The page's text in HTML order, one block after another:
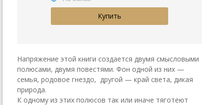
Напряжение этой книги создается двумя смысловыми
полюсами, двумя повестями. Фон одной из них —
семья, родовое гнездо, другой — край света, дикая
природа.
К одному из этих полюсов так или иначе тяготеют